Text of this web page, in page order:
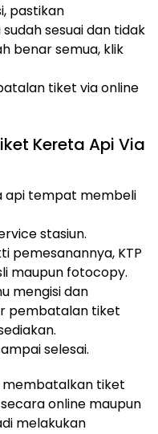
pastikan
sesuai dan tidak
benar semua, klik
tiket via online
Kereta Api Via
api tempat membeli
stasiun.
pemesanannya, KTP
maupun fotocopy.
mengisi dan
pembatalan tiket
selesai.
tiket
online maupun
melakukan